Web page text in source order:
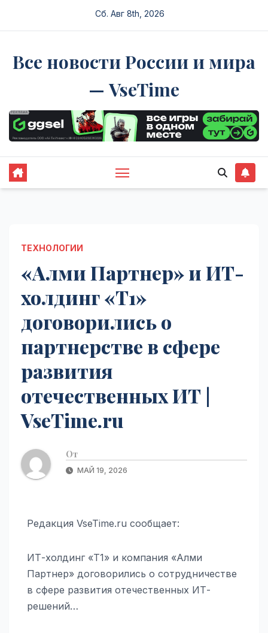
Сб. Авг 8th, 2026
Все новости России и мира
— VseTime
ТЕХНОЛОГИИ
«Алми Партнер» и ИТ-
холдинг «Т1»
договорились о
партнерстве в сфере
развития
отечественных ИТ |
VseTime.ru
От
МАЙ 19, 2026
Редакция VseTime.ru сообщает:
ИТ-холдинг «Т1» и компания «Алми
Партнер» договорились о сотрудничестве
в сфере развития отечественных ИТ-
решений…